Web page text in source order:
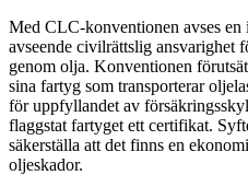
Med CLC-konventionen avses
avseende civilrättslig ansvarighet
genom olja. Konventionen
sina fartyg som transporterar
för uppfyllandet av
flaggstat fartyget ett certifikat.
säkerställa att det finns en
oljeskador.